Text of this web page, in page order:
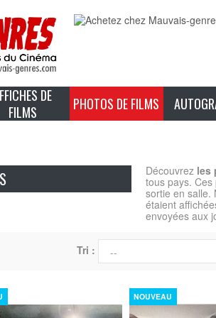
DE
FILMS
PHOTOS DE FILMS
Découvrez les
tous pays.
sortie en salle.
étaient
envoyées aux
Tri :
NOUVEAU